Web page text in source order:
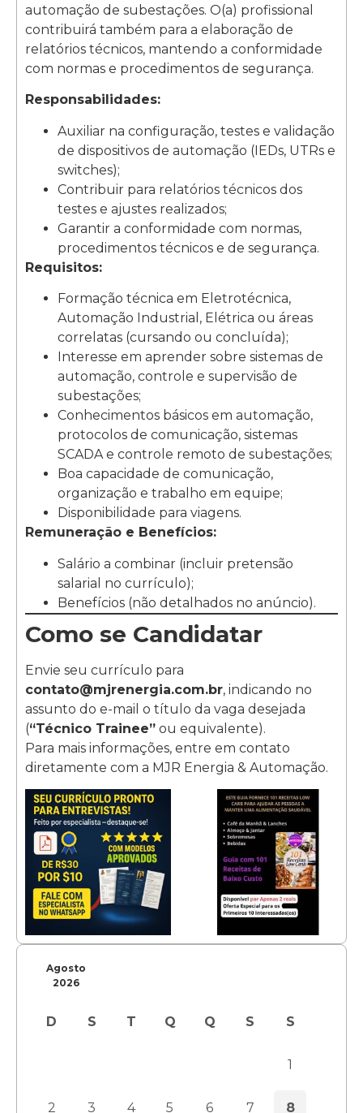
automação de subestações. O(a) profissional
contribuirá também para a elaboração de
relatórios técnicos, mantendo a conformidade
com normas e procedimentos de segurança.
Responsabilidades:
Auxiliar na configuração, testes e validação
de dispositivos de automação (IEDs, UTRs e
switches);
Contribuir para relatórios técnicos dos
testes e ajustes realizados;
Garantir a conformidade com normas,
procedimentos técnicos e de segurança.
Requisitos:
Formação técnica em Eletrotécnica,
Automação Industrial, Elétrica ou áreas
correlatas (cursando ou concluída);
Interesse em aprender sobre sistemas de
automação, controle e supervisão de
subestações;
Conhecimentos básicos em automação,
protocolos de comunicação, sistemas
SCADA e controle remoto de subestações;
Boa capacidade de comunicação,
organização e trabalho em equipe;
Disponibilidade para viagens.
Remuneração e Benefícios:
Salário a combinar (incluir pretensão
salarial no currículo);
Benefícios (não detalhados no anúncio).
Como se Candidatar
Envie seu currículo para
contato@mjrenergia.com.br, indicando no
assunto do e-mail o título da vaga desejada
(“Técnico Trainee” ou equivalente).
Para mais informações, entre em contato
diretamente com a MJR Energia & Automação.
Agosto
2026
D S T Q Q S S
1
2 3 4 5 6 7 8